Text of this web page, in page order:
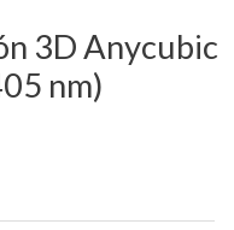
3D Anycubic
nm)